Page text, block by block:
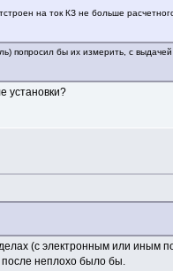
на ток КЗ не больше
попросил бы их измерить, с
установки?
(с электронным или иным
после неплохо было бы.